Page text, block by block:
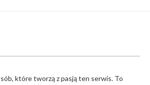
które tworzą z pasją ten serwis. To